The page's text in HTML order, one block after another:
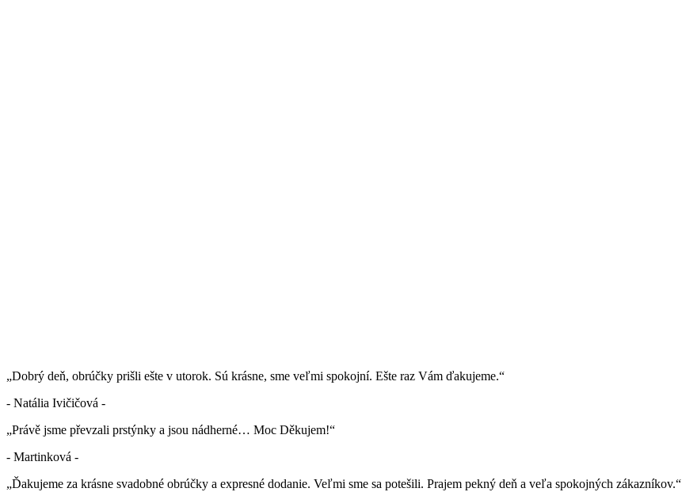
„Dobrý deň, obrúčky prišli ešte v utorok. Sú krásne, sme veľmi spokojní. Ešte raz Vám ďakujeme.“
- Natália Ivičičová -
„Právě jsme převzali prstýnky a jsou nádherné… Moc Děkujem!“
- Martinková -
„Ďakujeme za krásne svadobné obrúčky a expresné dodanie. Veľmi sme sa potešili. Prajem pekný deň a veľa spokojných zákazníkov.“